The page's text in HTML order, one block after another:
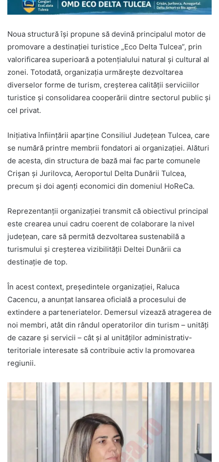
Noua structură își propune să devină principalul motor de
promovare a destinației turistice „Eco Delta Tulcea”, prin
valorificarea superioară a potențialului natural și cultural al
zonei. Totodată, organizația urmărește dezvoltarea
diverselor forme de turism, creșterea calității serviciilor
turistice și consolidarea cooperării dintre sectorul public și
cel privat.
Inițiativa înființării aparține Consiliul Județean Tulcea, care
se numără printre membrii fondatori ai organizației. Alături
de acesta, din structura de bază mai fac parte comunele
Crișan și Jurilovca, Aeroportul Delta Dunării Tulcea,
precum și doi agenți economici din domeniul HoReCa.
Reprezentanții organizației transmit că obiectivul principal
este crearea unui cadru coerent de colaborare la nivel
județean, care să permită dezvoltarea sustenabilă a
turismului și creșterea vizibilității Deltei Dunării ca
destinație de top.
În acest context, președintele organizației, Raluca
Cacencu, a anunțat lansarea oficială a procesului de
extindere a parteneriatelor. Demersul vizează atragerea de
noi membri, atât din rândul operatorilor din turism – unități
de cazare și servicii – cât și al unităților administrativ-
teritoriale interesate să contribuie activ la promovarea
regiunii.